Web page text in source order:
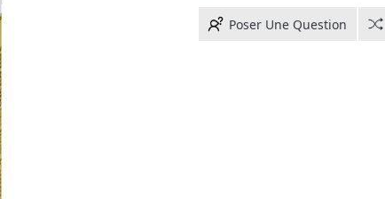
Poser Une Question